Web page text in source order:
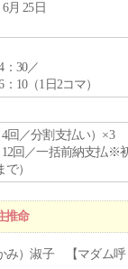
月 25日
：30／
：10（1日2コマ）
4回／分割支払い）×3
12回／一括前納支払※
）
推命
み）淑子 【マダム呼